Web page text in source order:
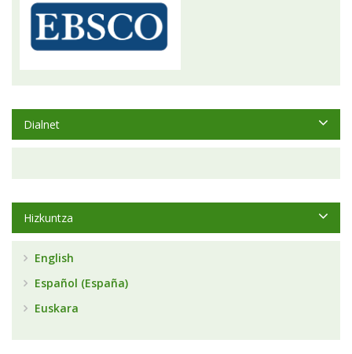
Dialnet
Hizkuntza
English
Español (España)
Euskara